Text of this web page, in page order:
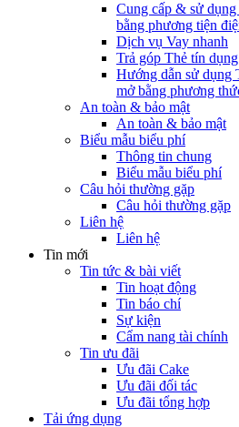
Cung cấp & sử
bằng phương tiện
Dịch vụ Vay nhanh
Trả góp Thẻ tín
Hướng dẫn sử dụng
mở bằng phương
An toàn & bảo mật
An toàn & bảo mật
Biểu mẫu biểu phí
Thông tin chung
Biểu mẫu biểu phí
Câu hỏi thường gặp
Câu hỏi thường gặp
Liên hệ
Liên hệ
Tin mới
Tin tức & bài viết
Tin hoạt động
Tin báo chí
Sự kiện
Cẩm nang tài chính
Tin ưu đãi
Ưu đãi Cake
Ưu đãi đối tác
Ưu đãi tổng hợp
Tải ứng dụng